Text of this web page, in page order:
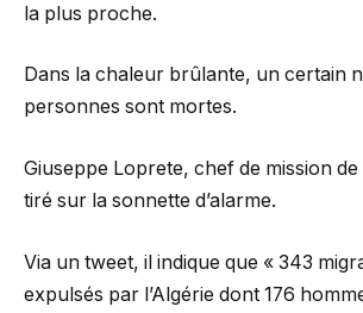
la plus proche.
Dans la chaleur brûlante, un certain
personnes sont mortes.
Giuseppe Loprete, chef de mission de
tiré sur la sonnette d’alarme.
Via un tweet, il indique que « 343
expulsés par l’Algérie dont 176